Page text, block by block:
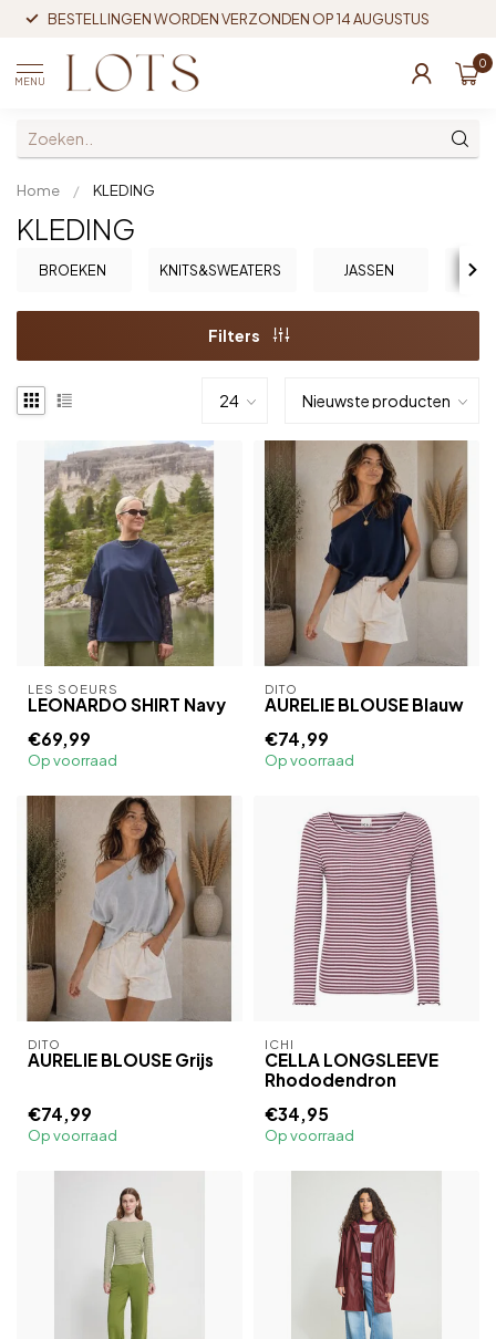
BESTELLINGEN WORDEN VERZONDEN OP 14 AUGUSTUS
MENU
0
Home / KLEDING
KLEDING
BROEKEN KNITS&SWEATERS JASSEN
Filters
LES SOEURS
LEONARDO SHIRT Navy
€69,99
Op voorraad
DITO
AURELIE BLOUSE Blauw
€74,99
Op voorraad
DITO
AURELIE BLOUSE Grijs
€74,99
Op voorraad
ICHI
CELLA LONGSLEEVE
Rhododendron
€34,95
Op voorraad